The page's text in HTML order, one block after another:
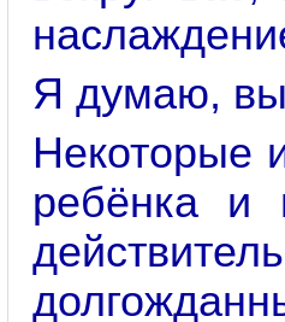
Я думаю, вы
Некоторые
ребёнка и